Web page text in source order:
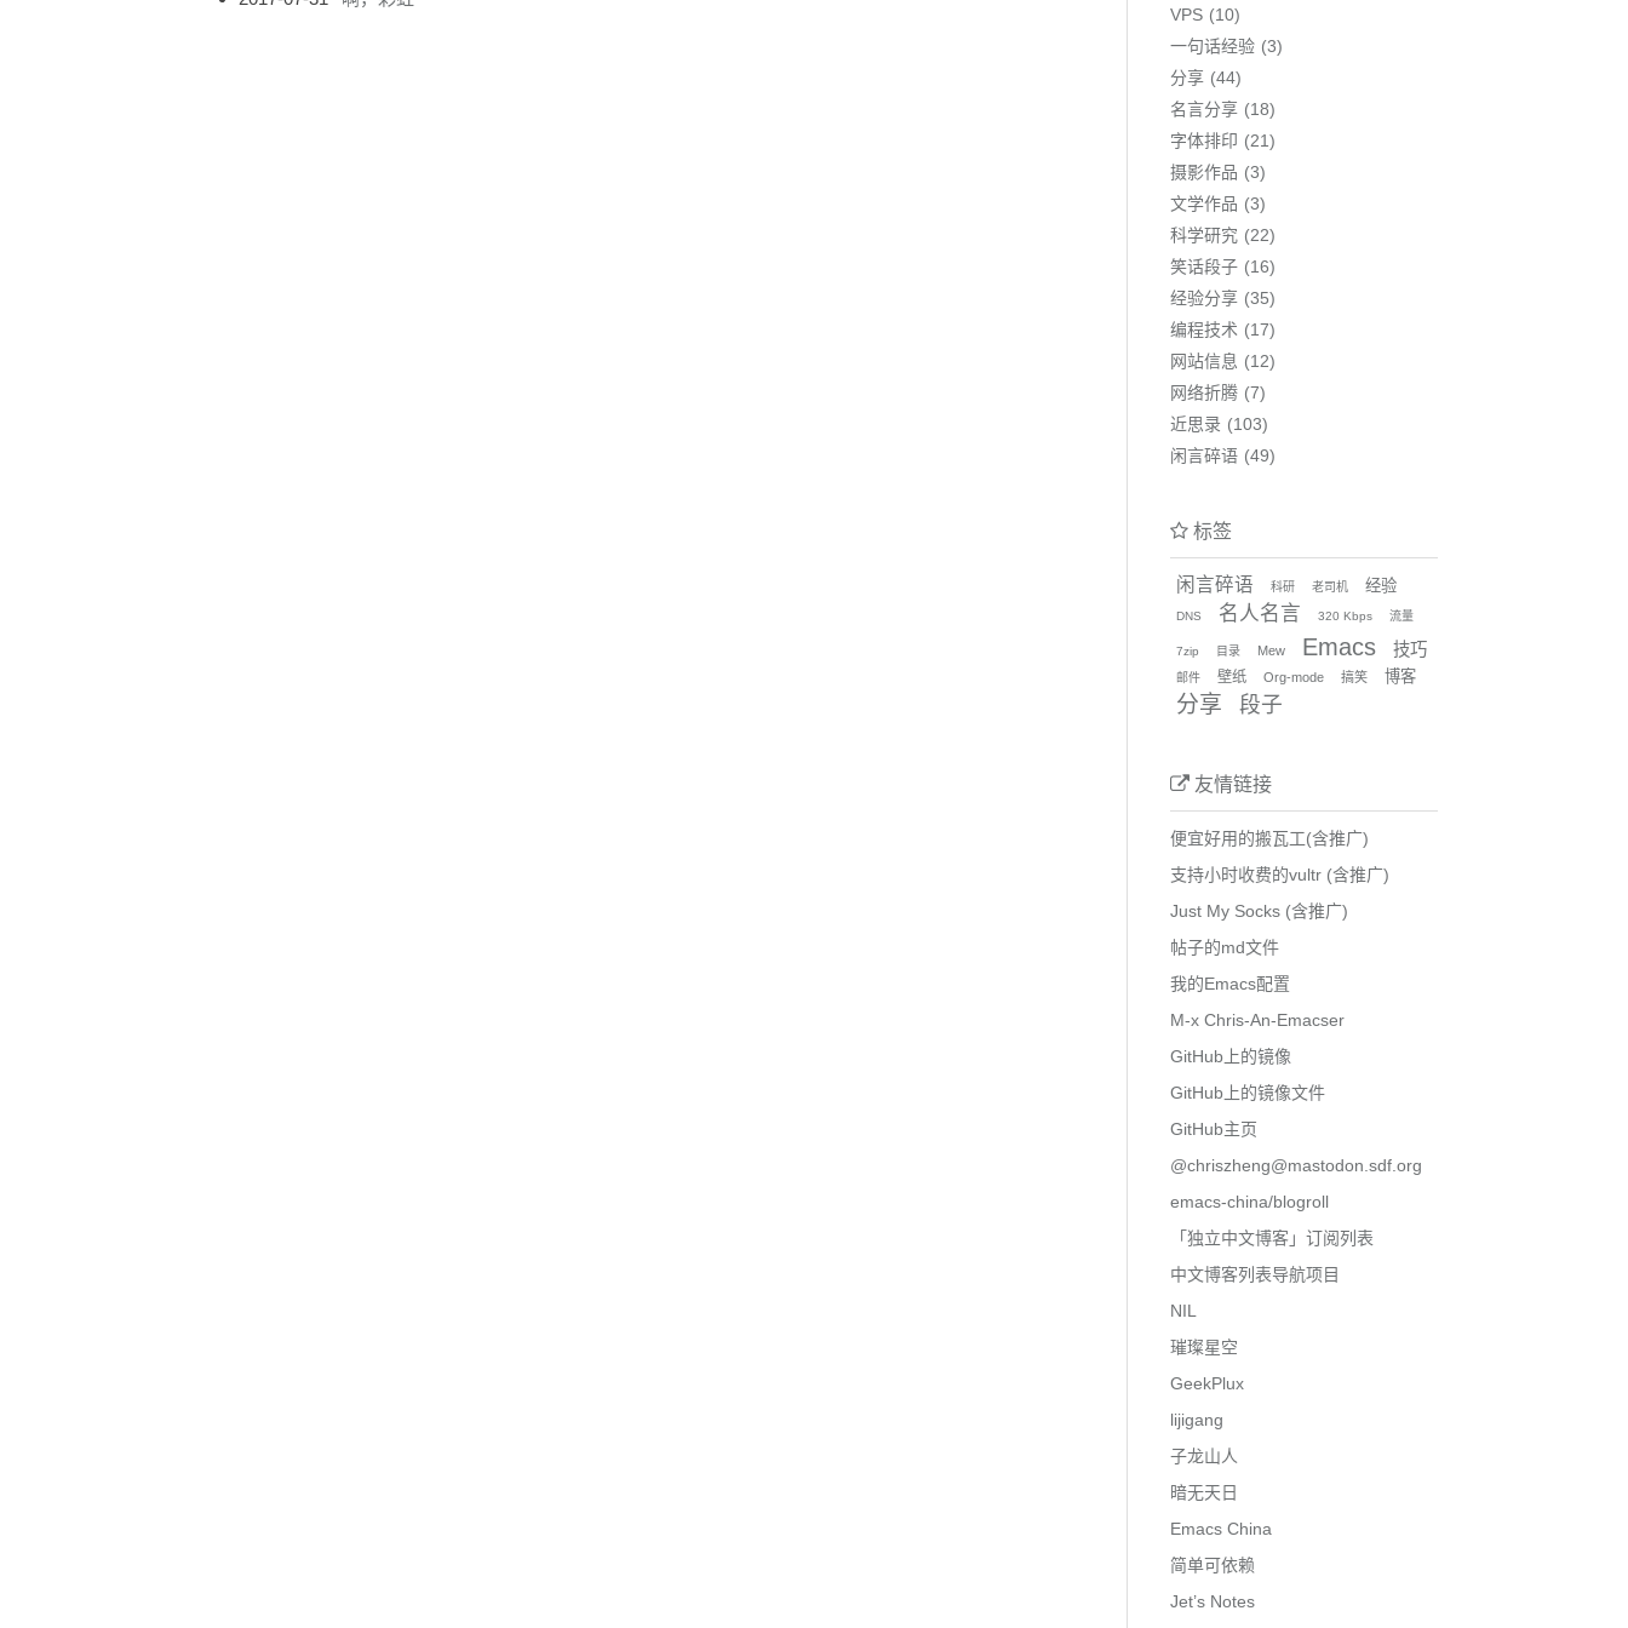
VPS
10
一句话经验
3
分享
44
名言分享
18
字体排印
21
摄影作品
3
文学作品
3
科学研究
22
笑话段子
16
经验分享
35
编程技术
17
网站信息
12
网络折腾
7
近思录
103
闲言碎语
49
标签
闲言碎语 科研 老司机 经验
DNS 名人名言 320 Kbps 流量
7zip 目录 Mew Emacs 技巧
邮件 壁纸 Org-mode 搞笑 博客
分享 段子
友情链接
便宜好用的搬瓦工(含推广)
支持小时收费的vultr (含推广)
Just My Socks (含推广)
帖子的md文件
我的Emacs配置
M-x Chris-An-Emacser
GitHub上的镜像
GitHub上的镜像文件
GitHub主页
@chriszheng@mastodon.sdf.org
emacs-china/blogroll
「独立中文博客」订阅列表
中文博客列表导航项目
NIL
璀璨星空
GeekPlux
lijigang
子龙山人
暗无天日
Emacs China
简单可依赖
Jet’s Notes